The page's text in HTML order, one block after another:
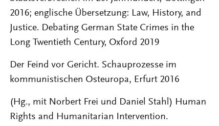
2016; englische Übersetzung: Law, History, and
Justice. Debating German State Crimes in the
Long Twentieth Century, Oxford 2019
Der Feind vor Gericht. Schauprozesse im
kommunistischen Osteuropa, Erfurt 2016
(Hg., mit Norbert Frei und Daniel Stahl) Human
Rights and Humanitarian Intervention.